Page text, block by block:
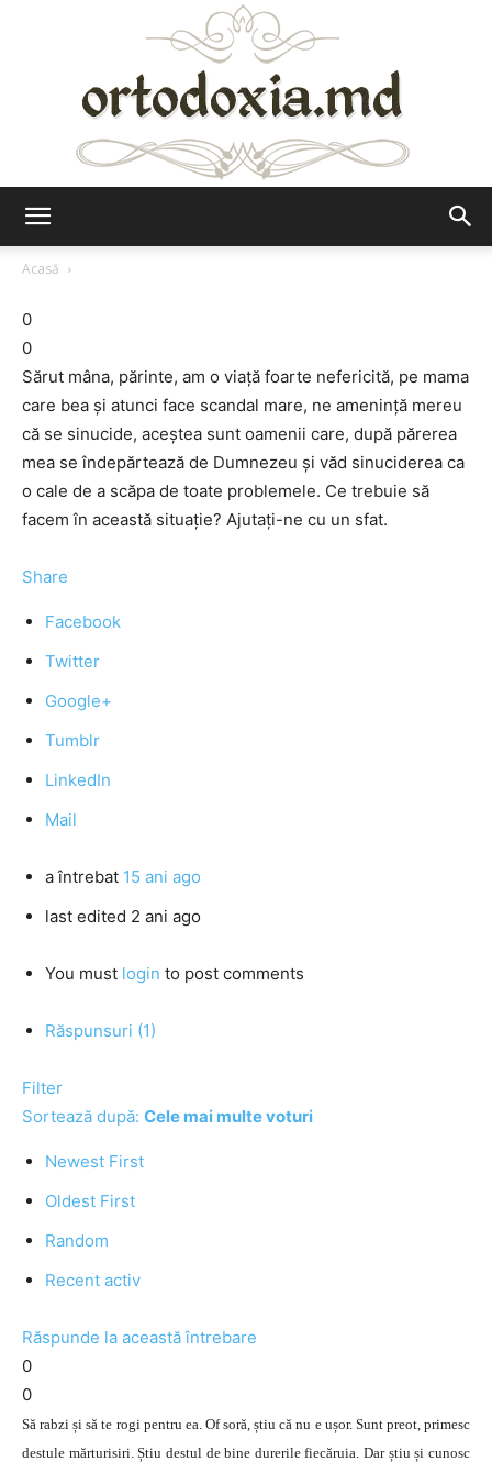
Acasă
0
0
Sărut mâna, părinte, am o viaţă foarte nefericită, pe mama
care bea şi atunci face scandal mare, ne ameninţă mereu
că se sinucide, aceştea sunt oamenii care, după părerea
mea se îndepărtează de Dumnezeu şi văd sinuciderea ca
o cale de a scăpa de toate problemele. Ce trebuie să
facem în această situaţie? Ajutaţi-ne cu un sfat.
Share
Facebook
Twitter
Google+
Tumblr
LinkedIn
Mail
a întrebat 15 ani ago
last edited 2 ani ago
You must login to post comments
Răspunsuri (1)
Filter
Sortează după: Cele mai multe voturi
Newest First
Oldest First
Random
Recent activ
Răspunde la această întrebare
0
0
Să rabzi și să te rogi pentru ea. Of soră, știu că nu e ușor. Sunt preot, primesc
destule mărturisiri. Știu destul de bine durerile fiecăruia. Dar știu și cunosc